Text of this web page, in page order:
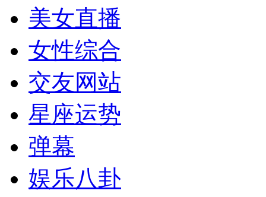
美女直播
女性综合
交友网站
星座运势
弹幕
娱乐八卦